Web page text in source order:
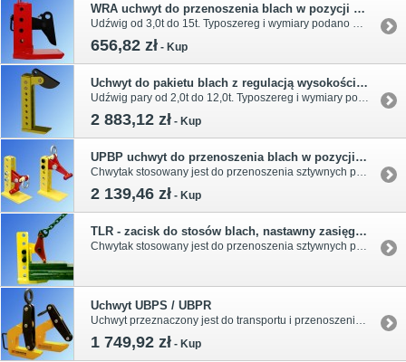
WRA uchwyt do przenoszenia blach w pozycji poziomej
656,82 zł - Kup
Uchwyt do pakietu blach z regulacją wysokości, w pozycji poziomej DE-G
2 883,12 zł - Kup
UPBP uchwyt do przenoszenia blach w pozycji poziomej
2 139,46 zł - Kup
TLR - zacisk do stosów blach, nastawny zasięg chwytu
Uchwyt UBPS / UBPR
1 749,92 zł - Kup